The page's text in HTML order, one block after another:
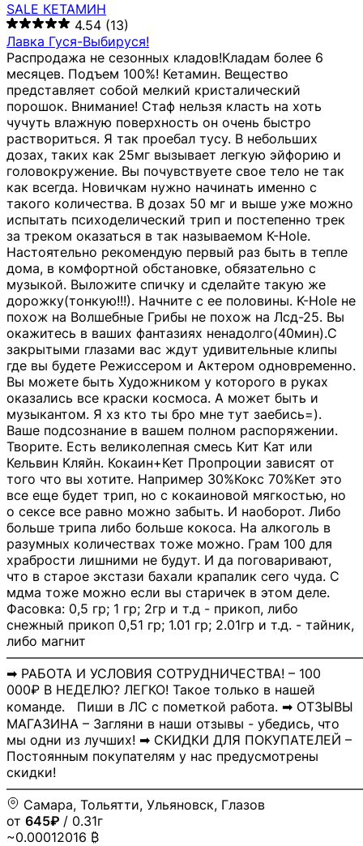
SALE КЕТАМИН
4.54 (13)
Лавка Гуся-Выбируся!
Распродажа не сезонных кладов!Кладам более 6
месяцев. Подъем 100%! Кетамин. Вещество
представляет собой мелкий кристалический
порошок. Внимание! Стаф нельзя класть на хоть
чучуть влажную поверхность он очень быстро
раствориться. Я так проебал тусу. В небольших
дозах, таких как 25мг вызывает легкую эйфорию и
головокружение. Вы почувствуете свое тело не так
как всегда. Новичкам нужно начинать именно с
такого количества. В дозах 50 мг и выше уже можно
испытать психоделический трип и постепенно трек
за треком оказаться в так называемом К-Hole.
Настоятельно рекомендую первый раз быть в тепле
дома, в комфортной обстановке, обязательно с
музыкой. Выложите спичку и сделайте такую же
дорожку(тонкую!!!). Начните с ее половины. K-Hole не
похож на Волшебные Грибы не похож на Лсд-25. Вы
окажитесь в ваших фантазиях ненадолго(40мин).С
закрытыми глазами вас ждут удивительные клипы
где вы будете Режиссером и Актером одновременно.
Вы можете быть Художником у которого в руках
оказались все краски космоса. А может быть и
музыкантом. Я хз кто ты бро мне тут заебись=).
Ваше подсознание в вашем полном распоряжении.
Творите. Есть великолепная смесь Кит Кат или
Кельвин Кляйн. Кокаин+Кет Пропроции зависят от
того что вы хотите. Например 30%Кокс 70%Кет это
все еще будет трип, но с кокаиновой мягкостью, но
о сексе все равно можно забыть. И наоборот. Либо
больше трипа либо больше кокоса. На алкоголь в
разумных количествах тоже можно. Грам 100 для
храбрости лишними не будут. И да поговаривают,
что в старое экстази бахали крапалик сего чуда. С
мдма тоже можно если вы старичек в этом деле.
Фасовка: 0,5 гр; 1 гр; 2гр и т.д - прикоп, либо
снежный прикоп 0,51 гр; 1.01 гр; 2.01гр и т.д. - тайник,
либо магнит
➡ РАБОТА И УСЛОВИЯ СОТРУДНИЧЕСТВА! – 100
000₽ В НЕДЕЛЮ? ЛЕГКО! Такое только в нашей
команде. Пиши в ЛС с пометкой работа. ➡ ОТЗЫВЫ
МАГАЗИНА – Загляни в наши отзывы - убедись, что
мы одни из лучших! ➡ СКИДКИ ДЛЯ ПОКУПАТЕЛЕЙ –
Постоянным покупателям у нас предусмотрены
скидки!
Самара, Тольятти, Ульяновск, Глазов
от 645₽ / 0.31г
~0.00012016 ₿